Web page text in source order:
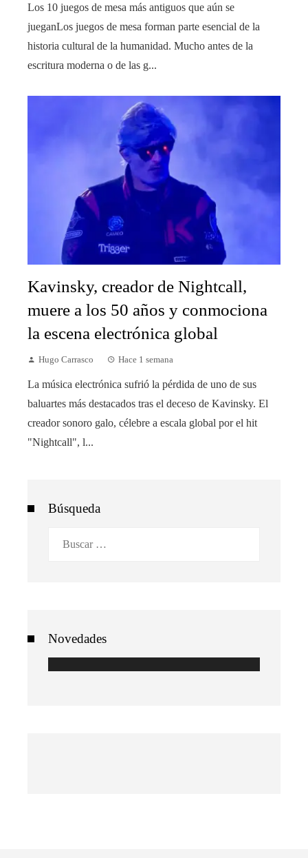
Los 10 juegos de mesa más antiguos que aún se
jueganLos juegos de mesa forman parte esencial de la
historia cultural de la humanidad. Mucho antes de la
escritura moderna o de las g...
Kavinsky, creador de Nightcall,
muere a los 50 años y conmociona
la escena electrónica global
Hugo Carrasco Hace 1 semana
La música electrónica sufrió la pérdida de uno de sus
baluartes más destacados tras el deceso de Kavinsky. El
creador sonoro galo, célebre a escala global por el hit
"Nightcall", l...
Búsqueda
Novedades